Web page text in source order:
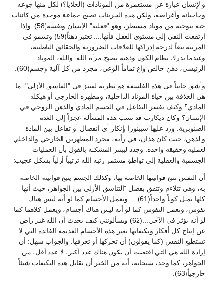
والإنسان عبارة عن مستعمرة من المونادات (الخلايا؟) لكل منها جوعه
وحاجياته وأغراضه، ولكن هذه الجزيئات تصبح جماعة موحدة من كائنات
حية بتوجيه من موناد مسيطر، وهو "فعلية" الإنسان ونفسه(58). وإذا
ارتفعت النفي إلى مستوى العقل فأنها.... تعتبر ذهناً(59) وتسمو في
المرتبة تبعاً لدرجة إدراكها للعلاقات الضرورية والحقائق الباطنية،
وعندما تدرك نظام الكون وذهنه تصبح مرآة الله. والله، الموناد
الرئيسي، ذهن خالص واع تماماً الوعي، مجرد من كل آلية وجسم(60).
وأشق جانباً في هذه الفلسفة هو نظرية ليبنتز في "التناسق الأزلي". ما
هي العلاقة بين حياة الموناد الداخلية، ومظهره الخارجي أو هيكله
المادي؟ وكيف نفسر التفاعل في الجسم المادي والذهن الروحي في
الإنسان؟ وكان ديكارت قد نسب هذه المسألة عجزاً إلى الغدة
الصنوبرية. ورد عليها سبينوزا بإنكار أي انفصال أو تفاعل بين المادة
والذهن، حيث كان هذان، في رأيه، مجرد المظهرين الخارجي والداخلي
لعملية وحقيقة واحدة. وجدد ليبنتز المشكلة بالقول بأن العمليات
الجسمية والعقلية إلى تواطؤ مستمر رتبه الله ترتيباً أزلياً بشكل عجيب:
أن النفس تتبع قوانينها الخاصة بها، وكذلك الجسم يتبع قوانينه الخاصة
به، وهي تتلاءم وتتفق بفضل "التناسق الأزلي بين الجواهر، حيث أنها
كلها تمثل كوناً واحداً(61).... وتعمل الأجسام كما لو أنه ليس هناك
نفوس، وتعمل النفوس كما لو أنه ليس هناك أجسام، ويعمل كلاهما كما
لو أنه يؤثر في الآخر....(62) ويسألونني كيف يحدث أن الله غير راض
عن إنتاج كل أفكار وتكيفاتها بغير هذه الأجسام العديمة الفائدة التي لا
تستطيع النفس (كما يقولون) أن تحركها أو تعرفها. والجواب سهل: أن
إرادة الله هي التي اقتضت أن يكون هناك عدد أكبر، لا عدد أقل، من
الجواهر، كما وجد، سبحانه، أنه من الخير أن تقابل هذه التكيفات شيئاً
خارجياً(63).